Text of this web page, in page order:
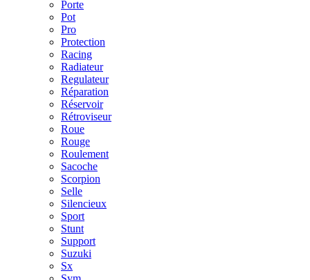
Porte
Pot
Pro
Protection
Racing
Radiateur
Regulateur
Réparation
Réservoir
Rétroviseur
Roue
Rouge
Roulement
Sacoche
Scorpion
Selle
Silencieux
Sport
Stunt
Support
Suzuki
Sx